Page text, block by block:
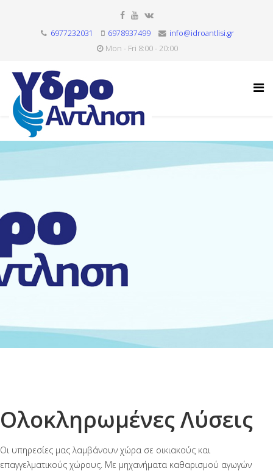
6977232031 6978937499
info@idroantlisi.gr
Mon - Fri 8:00 - 20:00
Ολοκληρωμένες Λύσεις
Οι υπηρεσίες μας λαμβάνουν χώρα σε οικιακούς και
επαγγελματικούς χώρους. Με μηχανήματα καθαρισμού αγωγών